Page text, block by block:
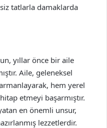
tatlarla damaklarda
yıllar önce bir aile
Aile, geleneksel
hem yerel
etmeyi başarmıştır.
en önemli unsur,
lezzetlerdir.